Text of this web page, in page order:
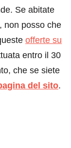
Se abitate
non posso che
offerte su
entro il 30
che se siete
del sito.